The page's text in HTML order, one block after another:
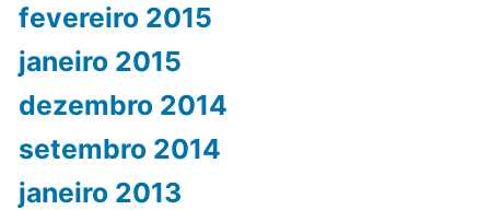
fevereiro 2015
janeiro 2015
dezembro 2014
setembro 2014
janeiro 2013